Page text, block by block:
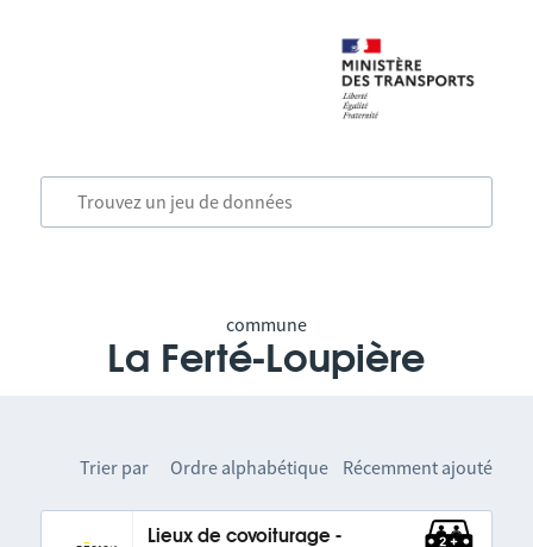
commune
La Ferté-Loupière
Trier par Ordre alphabétique Récemment ajouté
Lieux de covoiturage -